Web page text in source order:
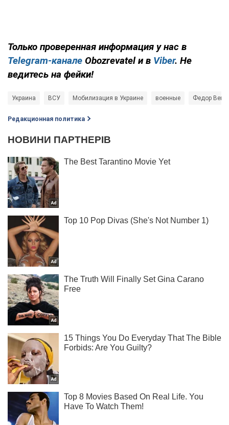
Только проверенная информация у нас в
Telegram-канале Obozrevatel и в Viber. Не
ведитесь на фейки!
Украина ВСУ Мобилизация в Украине военные Федор
Редакционная политика